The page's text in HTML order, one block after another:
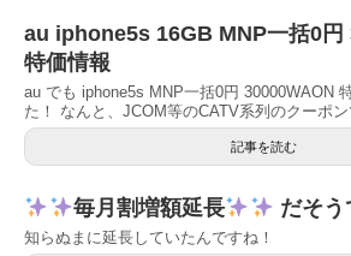
au iphone5s 16GB MNP一括0円
特価情報
au でも iphone5s MNP一括0円 30000WAON
た！ なんと、JCOM等のCATV系列のクーポン
記事を読む
毎月割増額延長 だそう
知らぬまに延長していたんですね！